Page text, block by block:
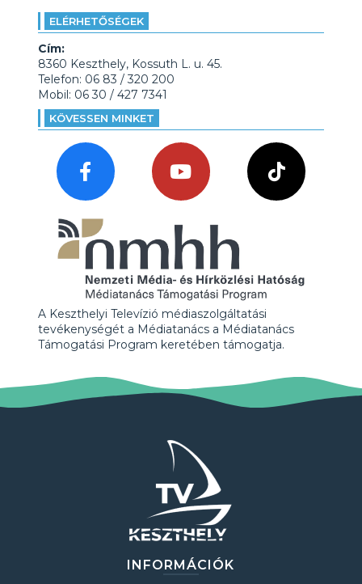
ELÉRHETŐSÉGEK
Cím:
8360 Keszthely, Kossuth L. u. 45.
Telefon: 06 83 / 320 200
Mobil: 06 30 / 427 7341
KÖVESSEN MINKET
A Keszthelyi Televízió médiaszolgáltatási
tevékenységét a Médiatanács a Médiatanács
Támogatási Program keretében támogatja.
INFORMÁCIÓK